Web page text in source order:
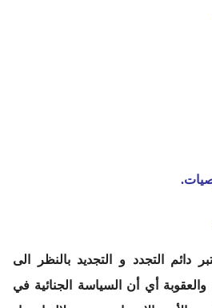
دائم التجدد و التجديد بالنظر الى
والعقوبة أي أن السياسة الجنائية في